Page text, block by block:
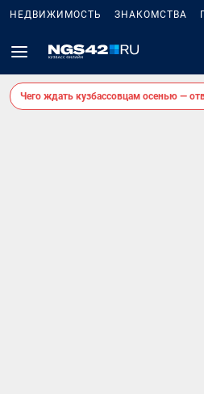
НЕДВИЖИМОСТЬ ЗНАКОМСТВА
Чего ждать кузбассовцам осенью —